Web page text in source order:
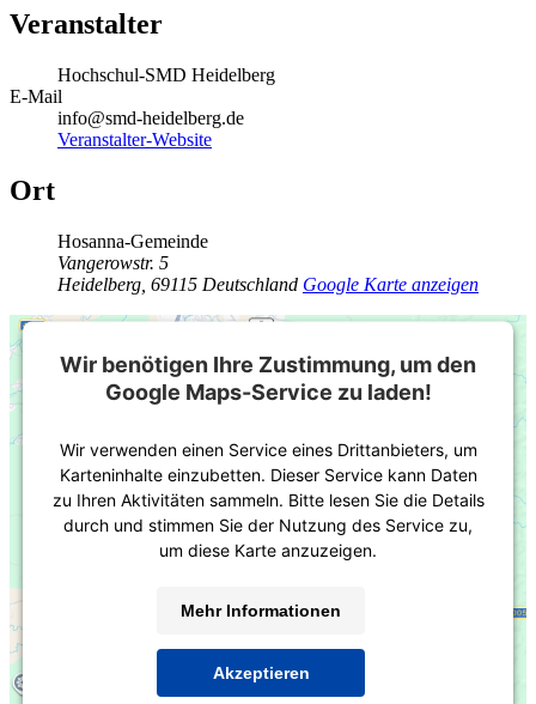
Veranstalter
Hochschul-SMD Heidelberg
E-Mail
info@smd-heidelberg.de
Veranstalter-Website
Ort
Hosanna-Gemeinde
Vangerowstr. 5
Heidelberg 69115 Deutschland Google Karte anzeigen
Wir benötigen Ihre Zustimmung, um den
Google Maps-Service zu laden!
Wir verwenden einen Service eines Drittanbieters, um
Karteninhalte einzubetten. Dieser Service kann Daten
zu Ihren Aktivitäten sammeln. Bitte lesen Sie die Details
durch und stimmen Sie der Nutzung des Service zu,
um diese Karte anzuzeigen.
Mehr Informationen
Akzeptieren